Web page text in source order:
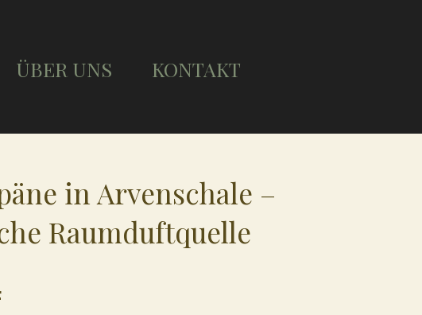
ÜBER UNS KONTAKT
in Arvenschale –
Raumduftquelle